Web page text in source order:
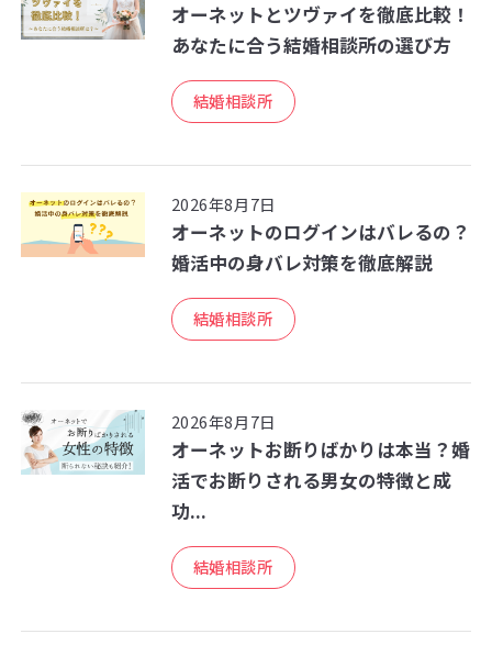
オーネットとツヴァイを徹底比較！
あなたに合う結婚相談所の選び方
結婚相談所
2026年8月7日
オーネットのログインはバレるの？
婚活中の身バレ対策を徹底解説
結婚相談所
2026年8月7日
オーネットお断りばかりは本当？婚
活でお断りされる男女の特徴と成
功...
結婚相談所